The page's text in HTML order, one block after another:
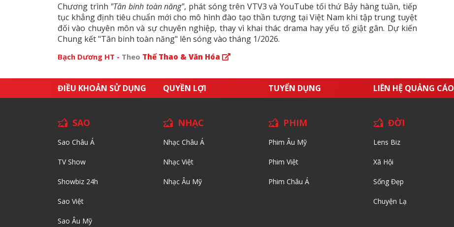
Chương trình "Tân binh toàn năng", phát sóng trên VTV3 và YouTube tối thứ Bảy hàng tuần, tiếp
tục khẳng định tiêu chuẩn mới cho mô hình đào tạo thần tượng tại Việt Nam khi tập trung tuyệt
đối vào chuyên môn và sự chuyên nghiệp, thay vì khai thác drama hay yếu tố giật gân. Dự kiến
Chung kết "Tân binh toàn năng" lên sóng vào tháng 1/2026.
Bạch Dương HT - Theo Thể Thao & Văn Hóa
ĐIỀU KHOẢN SỬ DỤNG QUYỀN LỢI TUYỂN DỤNG LIÊN HỆ QUẢNG CÁO
SAO
Sao Châu Á
TV Show
Showbiz 24h
Sao Việt
Sao Âu Mỹ
NHẠC
Nhạc Châu Á
Nhạc Việt
Nhạc Âu Mỹ
PHIM
Phim Âu Mỹ
Phim Việt
Phim Châu Á
ĐỜI
Lens Biz
Xã Hội
Sống Đẹp
Chuyện Lạ